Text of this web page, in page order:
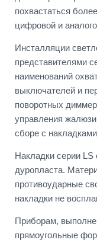
похвастаться
цифровой и
Инсталляции
представителями
наименований
выключателей и
поворотных
управления
сборе с
Накладки серии LS
дуропласта.
противоударные
накладки не
Приборам,
прямоугольные